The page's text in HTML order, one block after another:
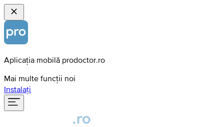
Aplicația mobilă prodoctor.ro
Mai multe funcții noi
Instalați